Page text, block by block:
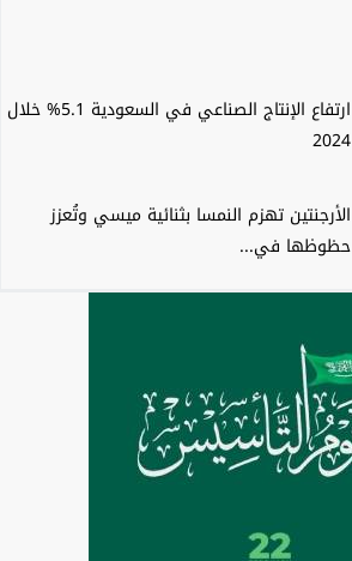
ارتفاع الإنتاج الصناعي في السعودية 5.1% خلال
2024
الأرجنتين تهزم النمسا بثنائية ميسي وتُعزز
حظوظها في...